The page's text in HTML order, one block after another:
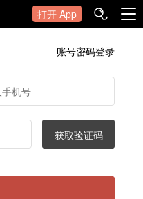
打开 App
账号密码登录
获取验证码